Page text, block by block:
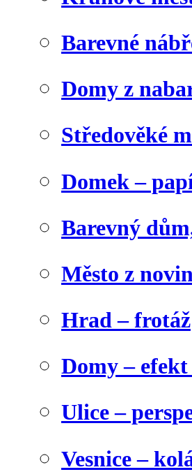
Barevné
Domy z
Středověké
Domek –
Barevný
Město z
Hrad – frotáž
Domy –
Ulice –
Vesnice –